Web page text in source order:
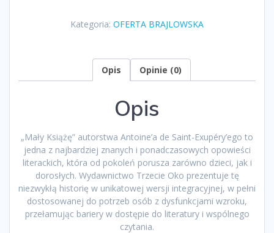
–
Antoine
de
Exupéry
Kategoria: OFERTA BRAJLOWSKA
Opis Opinie (0)
Opis
„Mały Książę” autorstwa Antoine’a de Saint-Exupéry’ego to
jedna z najbardziej znanych i ponadczasowych opowieści
literackich, która od pokoleń porusza zarówno dzieci, jak i
dorosłych. Wydawnictwo Trzecie Oko prezentuje tę
niezwykłą historię w unikatowej wersji integracyjnej, w pełni
dostosowanej do potrzeb osób z dysfunkcjami wzroku,
przełamując bariery w dostępie do literatury i wspólnego
czytania.